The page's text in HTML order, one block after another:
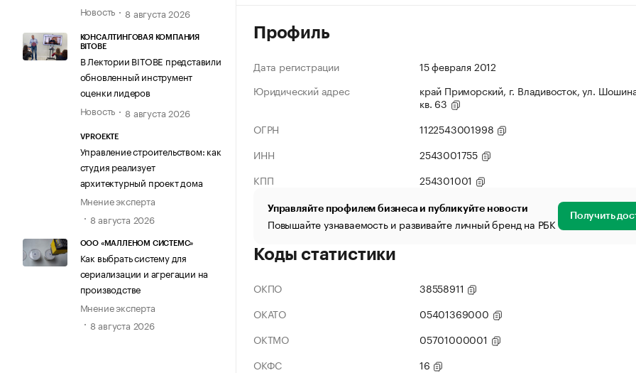
Новость
8 августа 2026
КОНСАЛТИНГОВАЯ КОМПАНИЯ
BITOBE
В Лектории BITOBE представили
обновленный инструмент
оценки лидеров
Новость
8 августа 2026
VPROEKTE
Управление строительством: как
студия реализует
архитектурный проект дома
Мнение эксперта
8 августа 2026
ООО «МАЛЛЕНОМ СИСТЕМС»
Как выбрать систему для
сериализации и агрегации на
производстве
Мнение эксперта
8 августа 2026
Профиль
Дата регистрации
15 февраля 2012
Юридический адрес
край Приморский, г. Владивосток, ул.
кв. 63
ОГРН
1122543001998
ИНН
2543001755
КПП
254301001
Управляйте профилем бизнеса и публикуйте новости
Повышайте узнаваемость и развивайте личный бренд на РБК Получить
Коды статистики
ОКПО
38558911
ОКАТО
05401369000
ОКТМО
05701000001
ОКФС
16